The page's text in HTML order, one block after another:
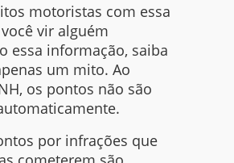
motoristas com essa
vir alguém
essa informação, saiba
um mito. Ao
os pontos não são
por infrações que